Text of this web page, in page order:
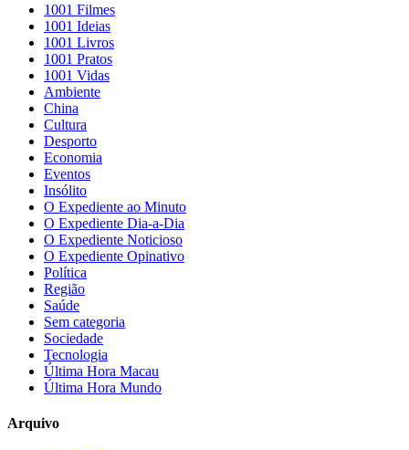
1001 Filmes
1001 Ideias
1001 Livros
1001 Pratos
1001 Vidas
Ambiente
China
Cultura
Desporto
Economia
Eventos
Insólito
O Expediente ao Minuto
O Expediente Dia-a-Dia
O Expediente Noticioso
O Expediente Opinativo
Política
Região
Saúde
Sem categoria
Sociedade
Tecnologia
Última Hora Macau
Última Hora Mundo
Arquivo